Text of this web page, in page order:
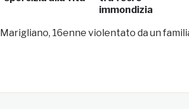
immondizia
Marigliano, 16enne violentato da un